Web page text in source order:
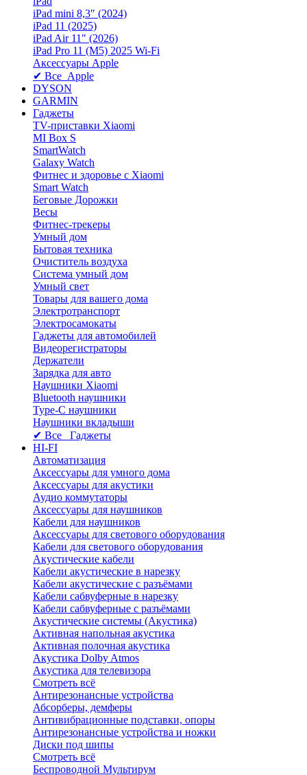
iPad mini 8,3″ (2024)
iPad 11 (2025)
iPad Air 11" (2026)
iPad Pro 11 (M5) 2025 Wi-Fi
Аксессуары Apple
✔ Все Apple
DYSON
GARMIN
Гаджеты
TV-приставки Xiaomi
MI Box S
SmartWatch
Galaxy Watch
Фитнес и здоровье с Xiaomi
Smart Watch
Беговые Дорожки
Весы
Фитнес-трекеры
Умный дом
Бытовая техника
Очиститель воздуха
Система умный дом
Умный свет
Товары для вашего дома
Электротранспорт
Электросамокаты
Гаджеты для автомобилей
Видеорегистраторы
Держатели
Зарядка для авто
Наушники Xiaomi
Bluetooth наушники
Type-C наушники
Наушники вкладыши
✔ Все Гаджеты
HI-FI
Автоматизация
Аксессуары для умного дома
Аксессуары для акустики
Аудио коммутаторы
Аксессуары для наушников
Кабели для наушников
Аксессуары для светового оборудования
Кабели для светового оборудования
Акустические кабели
Кабели акустические в нарезку
Кабели акустические с разъёмами
Кабели сабвуферные в нарезку
Кабели сабвуферные с разъёмами
Акустические системы (Акустика)
Активная напольная акустика
Активная полочная акустика
Акустика Dolby Atmos
Акустика для телевизора
Смотреть всё
Антирезонансные устройства
Абсорберы, демферы
Антивибрационные подставки, опоры
Антирезонансные устройства и ножки
Диски под шипы
Смотреть всё
Беспроводной Мультирум